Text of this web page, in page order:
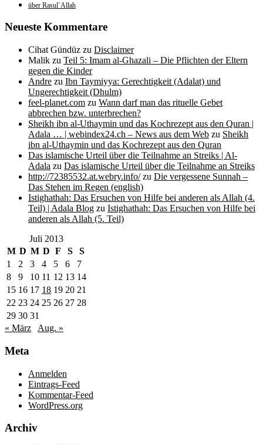
über Rasul`Allah
Neueste Kommentare
Cihat Gündüz zu Disclaimer
Malik zu Teil 5: Imam al-Ghazali – Die Pflichten der Eltern
gegen die Kinder
Andre zu Ibn Taymiyya: Gerechtigkeit (Adalat) und
Ungerechtigkeit (Dhulm)
feel-planet.com zu Wann darf man das rituelle Gebet
abbrechen bzw. unterbrechen?
Sheikh ibn al-Uthaymin und das Kochrezept aus den Quran |
Adala … | webindex24.ch – News aus dem Web zu Sheikh
ibn al-Uthaymin und das Kochrezept aus den Quran
Das islamische Urteil über die Teilnahme an Streiks | Al-
Adala zu Das islamische Urteil über die Teilnahme an Streiks
http://72385532.at.webry.info/zu Die vergessene Sunnah –
Das Stehen im Regen (english)
Istighathah: Das Ersuchen von Hilfe bei anderen als Allah (4.
Teil) | Adala Blog zu Istighathah: Das Ersuchen von Hilfe bei
anderen als Allah (5. Teil)
Juli 2013
M D M D F S
S
1
2 3 4 5 6
7
8
9 10 11 12 13 14
15 16 17 18 19 20 21
22 23 24 25 26 27 28
29 30 31
« März
Aug. »
Meta
Anmelden
Eintrags-Feed
Kommentar-Feed
WordPress.org
Archiv